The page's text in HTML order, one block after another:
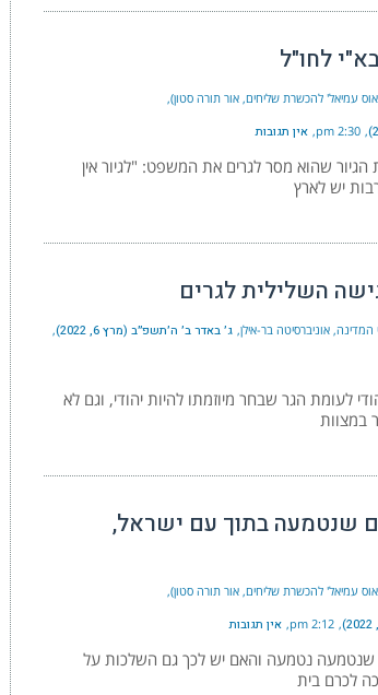
לחו"ל
עמיאל' להכשרת שליחים, אור תורה סטון)
2:30 pm אין תגובות
הגיור שהוא מסר לגרים את המשפט: "לגיור אין
יש לארץ
השלילית לגרים
אוניברסיטה בר-אילן ג׳ באדר ב׳ ה׳תשפ״ב (מרץ 6, 2022)
לעומת הגר שבחר מיוזמתו להיות יהודי, וגם לא
במצוות
שנטמעה בתוך עם ישראל,
עמיאל' להכשרת שליחים, אור תורה סטון)
2:12 pm אין תגובות
נטמעה והאם יש לכך גם השלכות על
לכרם בית